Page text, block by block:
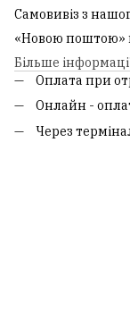
Самовивіз з
«Новою поштою»
Більше
Оплата при
Онлайн -
Через